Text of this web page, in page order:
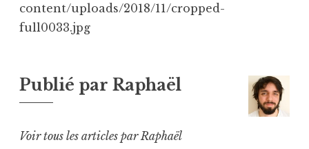
content/uploads/2018/11/cropped-
full0033.jpg
Publié par Raphaël
Voir tous les articles par Raphaël